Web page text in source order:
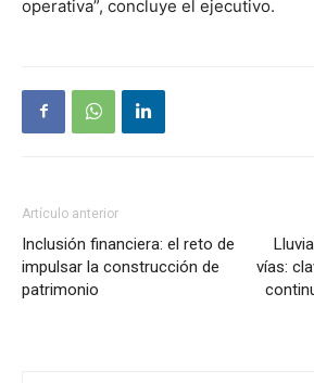
operativa”, concluye el ejecutivo.
Artículo anterior
Inclusión financiera: el reto de
impulsar la construcción de
patrimonio
vías: